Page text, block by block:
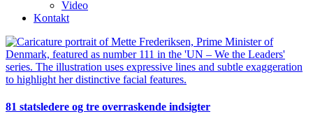
Video
Kontakt
81 statsledere og tre overraskende indsigter